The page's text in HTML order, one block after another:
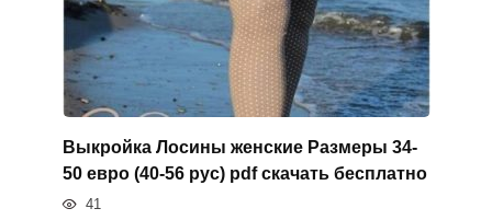
Выкройка Лосины женские Размеры 34-
50 евро (40-56 рус) pdf скачать бесплатно
41